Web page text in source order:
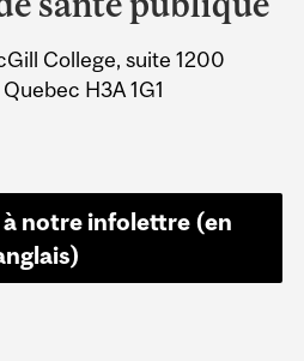
College, suite 1200
H3A 1G1
notre infolettre (en